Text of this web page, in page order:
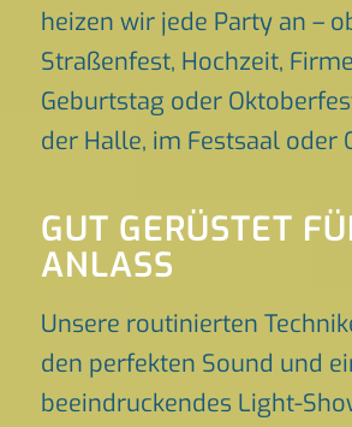
heizen wir jede Party an –
Straßenfest, Hochzeit,
Geburtstag oder
der Halle, im Festsaal oder
GUT GERÜSTET
ANLASS
Unsere routinierten
den perfekten Sound und
beeindruckendes Light-